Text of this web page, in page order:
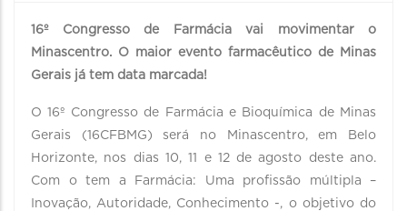
16º Congresso de Farmácia vai movimentar o
Minascentro. O maior evento farmacêutico de Minas
Gerais já tem data marcada!
O 16º Congresso de Farmácia e Bioquímica de Minas
Gerais (16CFBMG) será no Minascentro, em Belo
Horizonte, nos dias 10, 11 e 12 de agosto deste ano.
Com o tem a Farmácia: Uma profissão múltipla –
Inovação, Autoridade, Conhecimento -, o objetivo do